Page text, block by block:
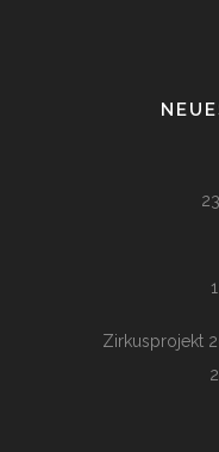
Zirkusprojekt